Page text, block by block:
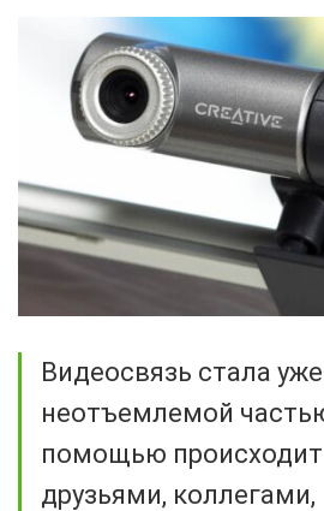
Видеосвязь стала уже
неотъемлемой
помощью
друзьями, коллегами,